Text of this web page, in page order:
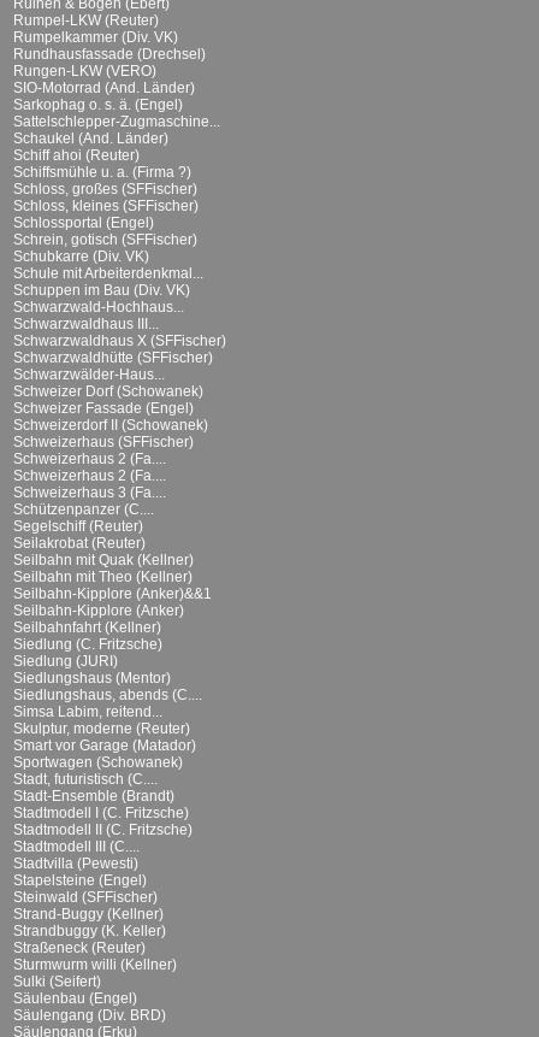
Ruinen & Bögen (Ebert)
Rumpel-LKW (Reuter)
Rumpelkammer (Div. VK)
Rundhausfassade (Drechsel)
Rungen-LKW (VERO)
SIO-Motorrad (And. Länder)
Sarkophag o. s. ä. (Engel)
Sattelschlepper-Zugmaschine...
Schaukel (And. Länder)
Schiff ahoi (Reuter)
Schiffsmühle u. a. (Firma ?)
Schloss, großes (SFFischer)
Schloss, kleines (SFFischer)
Schlossportal (Engel)
Schrein, gotisch (SFFischer)
Schubkarre (Div. VK)
Schule mit Arbeiterdenkmal...
Schuppen im Bau (Div. VK)
Schwarzwald-Hochhaus...
Schwarzwaldhaus III...
Schwarzwaldhaus X (SFFischer)
Schwarzwaldhütte (SFFischer)
Schwarzwälder-Haus...
Schweizer Dorf (Schowanek)
Schweizer Fassade (Engel)
Schweizerdorf II (Schowanek)
Schweizerhaus (SFFischer)
Schweizerhaus 2 (Fa....
Schweizerhaus 2 (Fa....
Schweizerhaus 3 (Fa....
Schützenpanzer (C....
Segelschiff (Reuter)
Seilakrobat (Reuter)
Seilbahn mit Quak (Kellner)
Seilbahn mit Theo (Kellner)
Seilbahn-Kipplore (Anker)&&1
Seilbahn-Kipplore (Anker)
Seilbahnfahrt (Kellner)
Siedlung (C. Fritzsche)
Siedlung (JURI)
Siedlungshaus (Mentor)
Siedlungshaus, abends (C....
Simsa Labim, reitend...
Skulptur, moderne (Reuter)
Smart vor Garage (Matador)
Sportwagen (Schowanek)
Stadt, futuristisch (C....
Stadt-Ensemble (Brandt)
Stadtmodell I (C. Fritzsche)
Stadtmodell II (C. Fritzsche)
Stadtmodell III (C....
Stadtvilla (Pewesti)
Stapelsteine (Engel)
Steinwald (SFFischer)
Strand-Buggy (Kellner)
Strandbuggy (K. Keller)
Straßeneck (Reuter)
Sturmwurm willi (Kellner)
Sulki (Seifert)
Säulenbau (Engel)
Säulengang (Div. BRD)
Säulengang (Erku)